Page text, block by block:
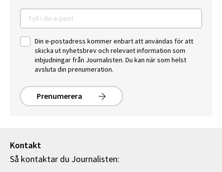
Din e-postadress kommer enbart att användas för att
skicka ut nyhetsbrev och relevant information som
inbjudningar från Journalisten. Du kan när som helst
avsluta din prenumeration.
Prenumerera
Kontakt
Så kontaktar du Journalisten: